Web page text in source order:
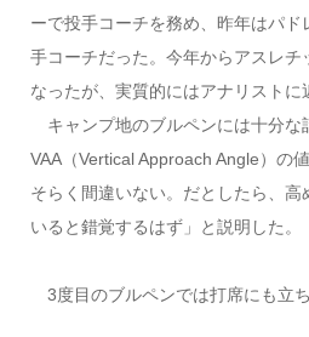
ーで投手コーチを務め、昨年はパ
手コーチだった。今年からアスレチ
なったが、実質的にはアナリストに
キャンプ地のブルペンには十分な
VAA（Vertical Approach Angle）の
そらく間違いない。だとしたら、高
いると錯覚するはず」と説明した。
3度目のブルペンでは打席にも立